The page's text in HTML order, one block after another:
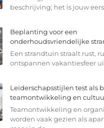
beschrijving; het is jouw
Beplanting voor een
onderhoudsvriendelijke
Een strandtuin straalt rust,
ontspannen vakantiesfeer
Leiderschapsstijlen test als
teamontwikkeling en
Teamontwikkeling en
worden vaak gezien als